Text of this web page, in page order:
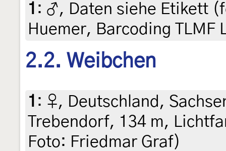
1 : ♂, Daten siehe Etikett
Huemer, Barcoding TLMF
2.2. Weibchen
1 : ♀, Deutschland,
Trebendorf, 134 m,
Foto: Friedmar Graf)